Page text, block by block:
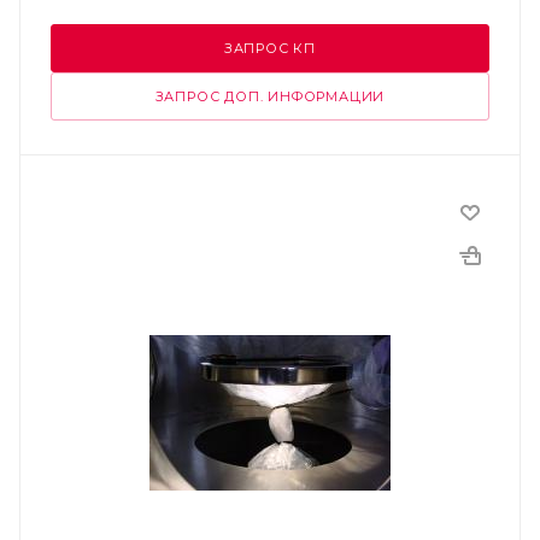
ЗАПРОС КП
ЗАПРОС ДОП. ИНФОРМАЦИИ